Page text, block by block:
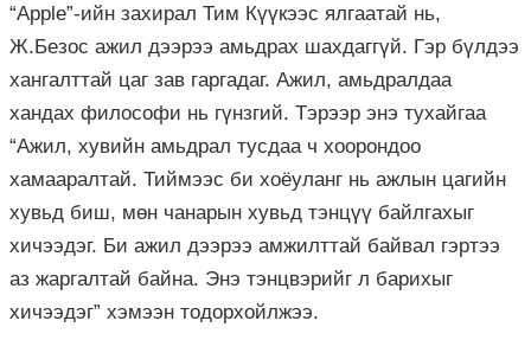
“Apple”-ийн захирал Тим Күүкээс ялгаатай нь,
Ж.Безос ажил дээрээ амьдрах шахдаггүй. Гэр бүлдээ
хангалттай цаг зав гаргадаг. Ажил, амьдралдаа
хандах философи нь гүнзгий. Тэрээр энэ тухайгаа
“Ажил, хувийн амьдрал тусдаа ч хоорондоо
хамааралтай. Тиймээс би хоёуланг нь ажлын цагийн
хувьд биш, мөн чанарын хувьд тэнцүү байлгахыг
хичээдэг. Би ажил дээрээ амжилттай байвал гэртээ
аз жаргалтай байна. Энэ тэнцвэрийг л барихыг
хичээдэг” хэмээн тодорхойлжээ.